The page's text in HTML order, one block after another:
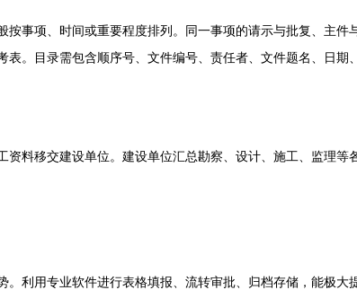
按事项、时间或重要程度排列。同一事项的请示与批复、主
表。目录需包含顺序号、文件编号、责任者、文件题名、日
资料移交建设单位。建设单位汇总勘察、设计、施工、监理
。利用专业软件进行表格填报、流转审批、归档存储，能极